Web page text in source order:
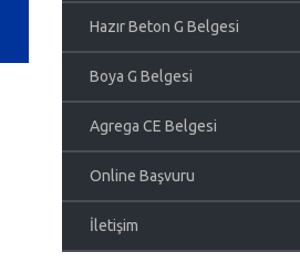
Hazır Beton G Belgesi
Boya G Belgesi
Agrega CE Belgesi
Online Başvuru
İletişim